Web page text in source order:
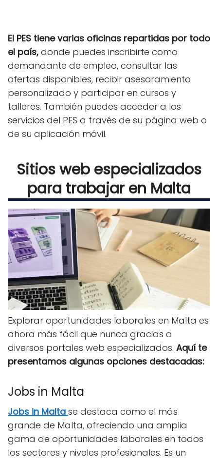
El PES tiene varias oficinas repartidas por todo
el país, donde puedes inscribirte como
demandante de empleo, consultar las
ofertas disponibles, recibir asesoramiento
personalizado y participar en cursos y
talleres. También puedes acceder a los
servicios del PES a través de su página web o
de su aplicación móvil.
Sitios web especializados
para trabajar en Malta
Explorar oportunidades laborales en Malta es
ahora más fácil que nunca gracias a
diversos portales web especializados. Aquí te
presentamos algunas opciones destacadas:
Jobs in Malta
Jobs in Malta se destaca como el más
grande de Malta, ofreciendo una amplia
gama de oportunidades laborales en todos
los sectores y niveles profesionales. Es un